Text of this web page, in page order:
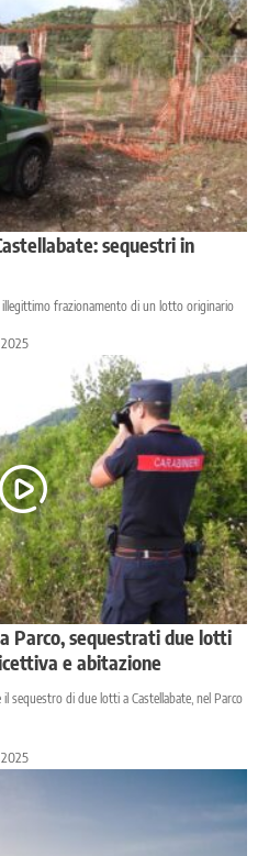
sequestri in
frazionamento di un lotto originario
Parco, sequestrati due lotti
e abitazione
sequestro di due lotti a Castellabate, nel Parco